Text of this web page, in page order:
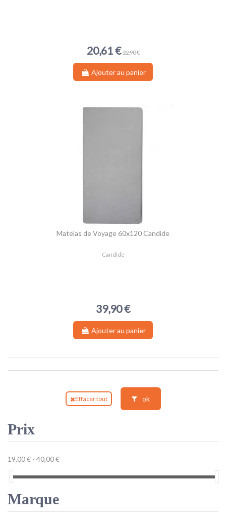
20,61 € 22,90 €
Ajouter au panier
Matelas de Voyage 60x120 Candide
Candide
39,90 €
Ajouter au panier
Effacer tout ok
Prix
19,00 € - 40,00 €
Marque